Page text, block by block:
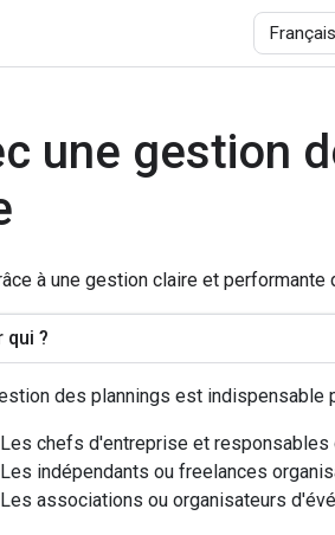
une gestion
à une gestion claire et performante
qui ?
des plannings est indispensable
Les chefs d'entreprise et responsables
Les indépendants ou freelances
Les associations ou organisateurs